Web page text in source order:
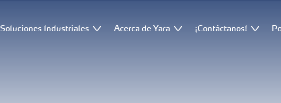
Soluciones Industriales Acerca de Yara ¡Contáctanos!